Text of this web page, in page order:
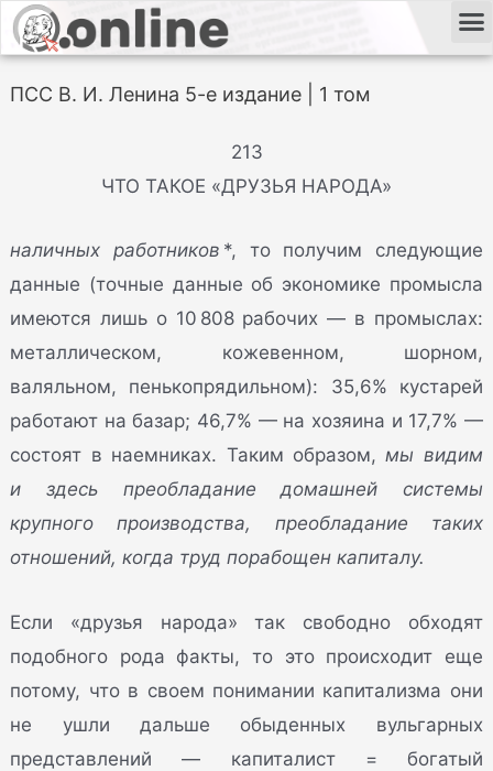
ПСС В. И. Ленина 5-е издание | 1 том
213
ЧТО ТАКОЕ «ДРУЗЬЯ НАРОДА»
наличных работников *, то получим следующие
данные (точные данные об экономике промысла
имеются лишь о 10 808 рабочих — в промыслах:
металлическом, кожевенном, шорном,
валяльном, пенькопрядильном): 35,6% кустарей
работают на базар; 46,7% — на хозяина и 17,7% —
состоят в наемниках. Таким образом,мы видим
и здесь преобладание домашней системы
крупного производства, преобладание таких
отношений, когда труд порабощен капиталу.
Если «друзья народа» так свободно обходят
подобного рода факты, то это происходит еще
потому, что в своем понимании капитализма они
не ушли дальше обыденных вульгарных
представлений — капиталист = богатый